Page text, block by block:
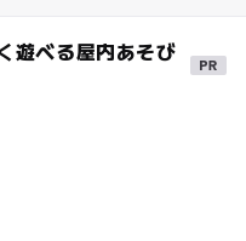
遊べる屋内あそび